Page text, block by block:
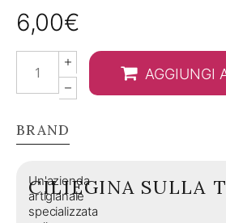
6,00€
magnetici
Amicizia
quantity
AGGIUNGI
BRAND
CILIEGINA SULLA
Un'azienda
artigianale
specializzata